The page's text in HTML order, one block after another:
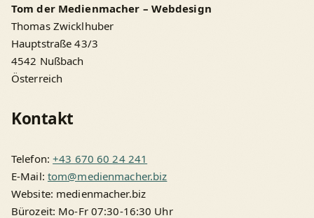
Tom der Medienmacher – Webdesign
Thomas Zwicklhuber
Hauptstraße 43/3
4542 Nußbach
Österreich
Kontakt
Telefon:+43 670 60 24 241
E-Mail: tom@medienmacher.biz
Website: medienmacher.biz
Bürozeit: Mo-Fr 07:30-16:30 Uhr